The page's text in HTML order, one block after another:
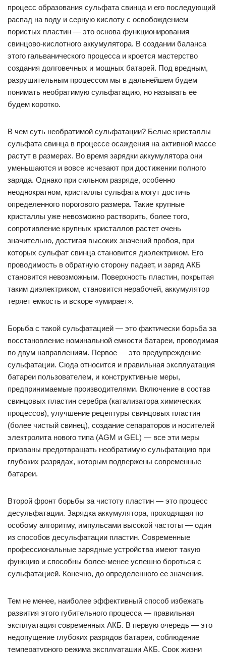
процесс образования сульфата свинца и его последующий
распад на воду и серную кислоту с освобождением
пористых пластин — это основа функционирования
свинцово-кислотного аккумулятора. В создании баланса
этого гальванического процесса и кроется мастерство
создания долговечных и мощных батарей. Под вредным,
разрушительным процессом мы в дальнейшем будем
понимать необратимую сульфатацию, но называть ее
будем коротко.
В чем суть необратимой сульфатации? Белые кристаллы
сульфата свинца в процессе осаждения на активной массе
растут в размерах. Во время зарядки аккумулятора они
уменьшаются и вовсе исчезают при достижении полного
заряда. Однако при сильном разряде, особенно
неоднократном, кристаллы сульфата могут достичь
определенного порогового размера. Такие крупные
кристаллы уже невозможно растворить, более того,
сопротивление крупных кристаллов растет очень
значительно, достигая высоких значений пробоя, при
которых сульфат свинца становится диэлектриком. Его
проводимость в обратную сторону падает, и заряд АКБ
становится невозможным. Поверхность пластин, покрытая
таким диэлектриком, становится нерабочей, аккумулятор
теряет емкость и вскоре «умирает».
Борьба с такой сульфатацией — это фактически борьба за
восстановление номинальной емкости батареи, проводимая
по двум направлениям. Первое — это предупреждение
сульфатации. Сюда относится и правильная эксплуатация
батареи пользователем, и конструктивные меры,
предпринимаемые производителями. Включение в состав
свинцовых пластин серебра (катализатора химических
процессов), улучшение рецептуры свинцовых пластин
(более чистый свинец), создание сепараторов и носителей
электролита нового типа (AGM и GEL) — все эти меры
призваны предотвращать необратимую сульфатацию при
глубоких разрядах, которым подвержены современные
батареи.
Второй фронт борьбы за чистоту пластин — это процесс
десульфатации. Зарядка аккумулятора, проходящая по
особому алгоритму, импульсами высокой частоты — один
из способов десульфатации пластин. Современные
профессиональные зарядные устройства имеют такую
функцию и способны более-менее успешно бороться с
сульфатацией. Конечно, до определенного ее значения.
Тем не менее, наиболее эффективный способ избежать
развития этого губительного процесса — правильная
эксплуатация современных АКБ. В первую очередь — это
недопущение глубоких разрядов батареи, соблюдение
температурного режима эксплуатации АКБ. Срок жизни